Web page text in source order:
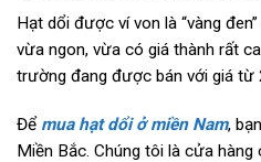
Hạt dổi được ví von là “vàng
vừa ngon, vừa có giá thành rất
trường đang được bán với giá từ
Để mua hạt dổi ở miền Nam,
Miền Bắc. Chúng tôi là cửa